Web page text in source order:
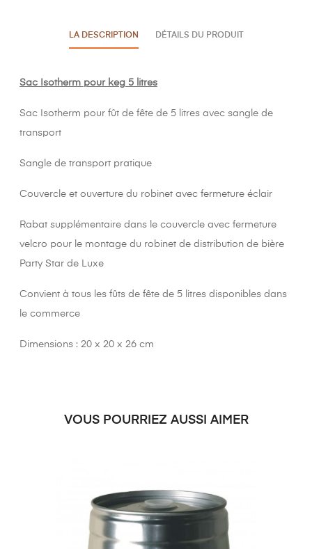
LA DESCRIPTION DÉTAILS DU PRODUIT
Sac Isotherm pour keg 5 litres
Sac Isotherm pour fût de fête de 5 litres avec sangle de
transport
Sangle de transport pratique
Couvercle et ouverture du robinet avec fermeture éclair
Rabat supplémentaire dans le couvercle avec fermeture
velcro pour le montage du robinet de distribution de bière
Party Star de Luxe
Convient à tous les fûts de fête de 5 litres disponibles dans
le commerce
Dimensions : 20 x 20 x 26 cm
VOUS POURRIEZ AUSSI AIMER